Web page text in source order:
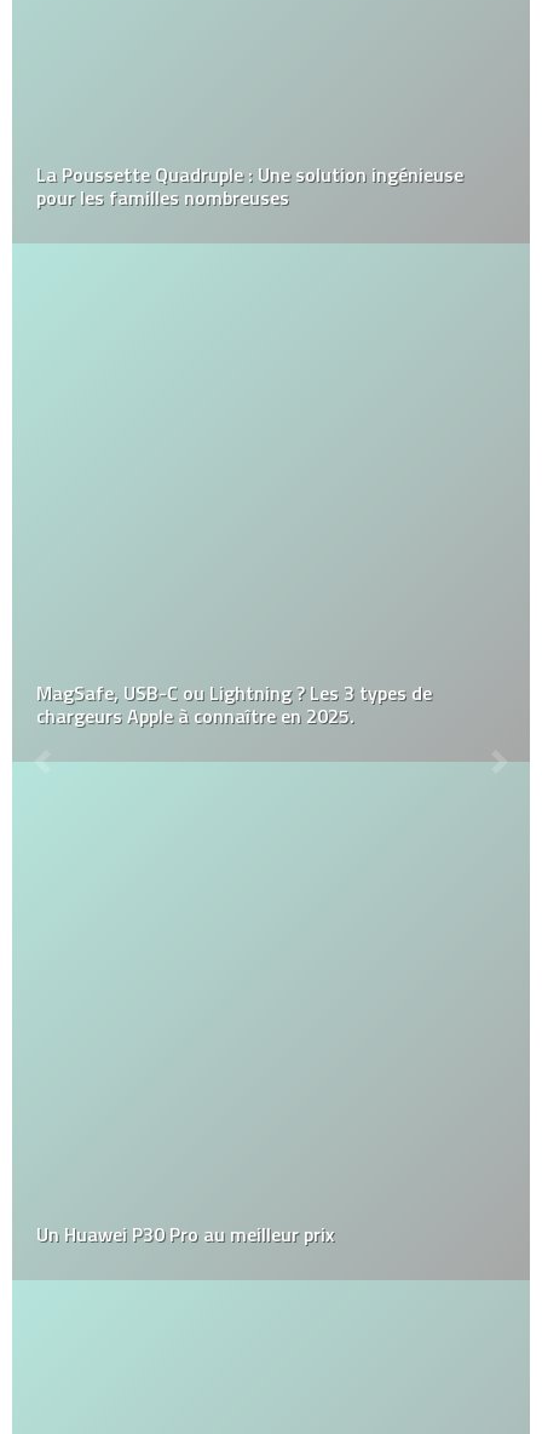
La Poussette Quadruple : Une solution ingénieuse
pour les familles nombreuses
MagSafe, USB-C ou Lightning ? Les 3 types de
chargeurs Apple à connaître en 2025.
Un Huawei P30 Pro au meilleur prix